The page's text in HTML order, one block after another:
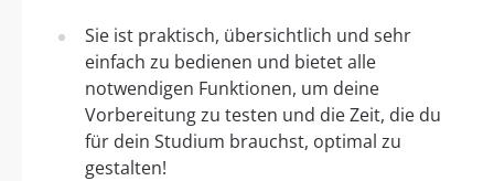
Sie ist praktisch, übersichtlich und sehr
einfach zu bedienen und bietet alle
notwendigen Funktionen, um deine
Vorbereitung zu testen und die Zeit, die du
für dein Studium brauchst, optimal zu
gestalten!